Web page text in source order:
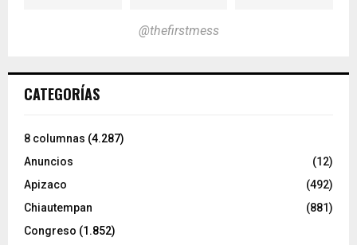
@thefirstmess
CATEGORÍAS
8 columnas (4.287)
Anuncios
(12)
Apizaco
(492)
Chiautempan
(881)
Congreso (1.852)